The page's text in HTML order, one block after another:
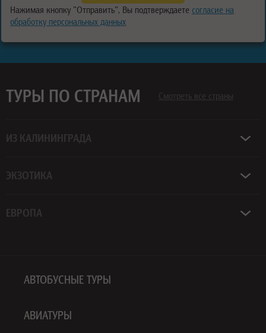
Нажимая кнопку "Отправить", Вы подтверждаете согласие на
обработку персональных данных
ТУРЫ ПО СТРАНАМ Смотреть все страны
ИЗ КАЛИНИНГРАДА
ЭКЗОТИКА
ЕВРОПА
АВТОБУСНЫЕ ТУРЫ
АВИАТУРЫ